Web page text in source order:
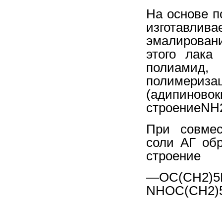
На основе
этого
При
соли АГ
строение